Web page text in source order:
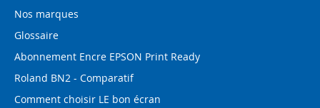
Nos marques
Glossaire
Abonnement Encre EPSON Print Ready
Roland BN2 - Comparatif
Comment choisir LE bon écran